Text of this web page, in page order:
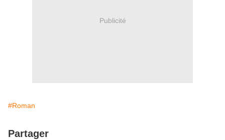
Publicité
#Roman
Partager